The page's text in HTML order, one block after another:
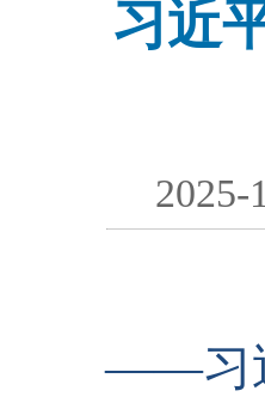
习近
2025-
——习